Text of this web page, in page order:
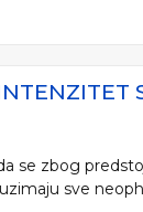
se zbog
sve